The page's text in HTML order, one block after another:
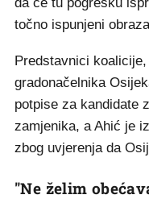
točno ispunjeni
Predstavnici
gradonačelnika
potpise za kandidate
zamjenika, a Ahić je
zbog uvjerenja da
"Ne želim